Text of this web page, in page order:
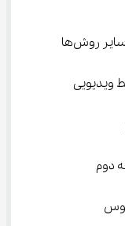
روش‌ها
ویدیویی
دوم